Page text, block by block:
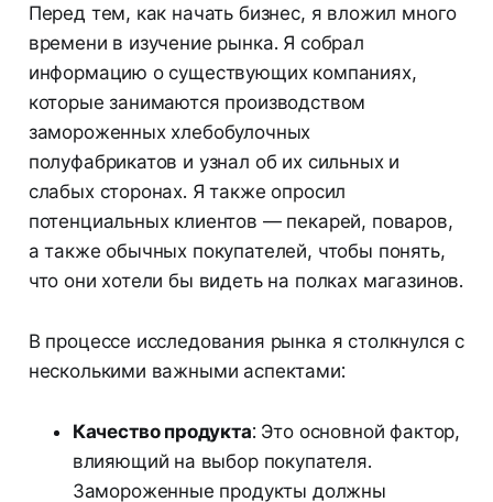
Перед тем, как начать бизнес, я вложил много
времени в изучение рынка. Я собрал
информацию о существующих компаниях,
которые занимаются производством
замороженных хлебобулочных
полуфабрикатов и узнал об их сильных и
слабых сторонах. Я также опросил
потенциальных клиентов — пекарей, поваров,
а также обычных покупателей, чтобы понять,
что они хотели бы видеть на полках магазинов.
В процессе исследования рынка я столкнулся с
несколькими важными аспектами:
Качество продукта: Это основной фактор,
влияющий на выбор покупателя.
Замороженные продукты должны